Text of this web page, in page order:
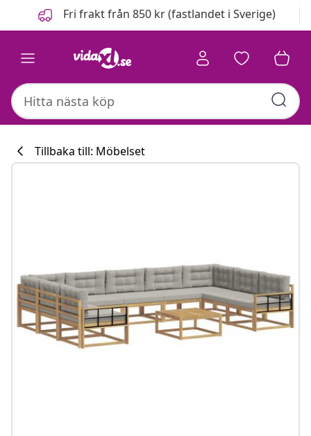
FöregåendeFri frakt från 850 kr (fastlandet i Sverige)
Tillbaka till: Möbelset